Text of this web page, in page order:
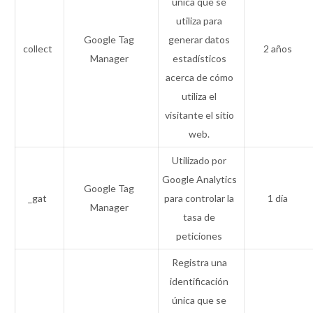
collect
Google Tag
Manager
utiliza para
generar datos
estadísticos
acerca de cómo
utiliza el
visitante el sitio
web.
2 años
_gat
Google Tag
Manager
Utilizado por
Google Analytics
para controlar la
tasa de
peticiones
1 día
Registra una
identificación
única que se